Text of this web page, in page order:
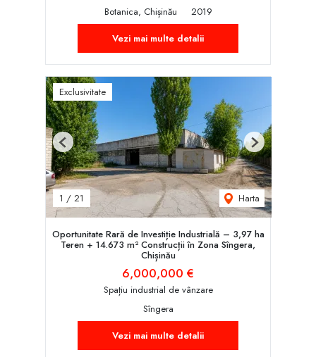
Botanica, Chișinău
2019
Vezi mai multe detalii
Exclusivitate
1 / 21 Harta
Previous Next
Oportunitate Rară de Investiție Industrială – 3,97 ha
Teren + 14.673 m² Construcții în Zona Sîngera,
Chișinău
6,000,000 €
Spațiu industrial de vânzare
Sîngera
Vezi mai multe detalii